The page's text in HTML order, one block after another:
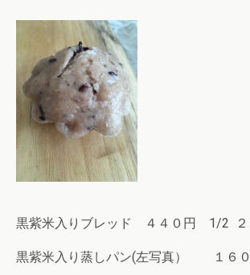
黒紫米入りブレッド ４４０円 1/2 ２
黒紫米入り蒸しパン(左写真） １６